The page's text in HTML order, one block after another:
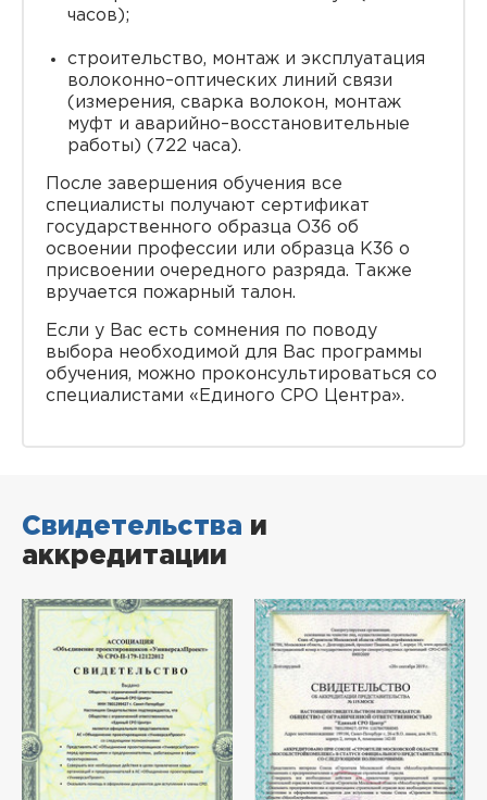
часов);
строительство, монтаж и эксплуатация
волоконно–оптических линий связи
(измерения, сварка волокон, монтаж
муфт и аварийно–восстановительные
работы) (722 часа).
После завершения обучения все
специалисты получают сертификат
государственного образца O36 об
освоении профессии или образца K36 о
присвоении очередного разряда. Также
вручается пожарный талон.
Если у Вас есть сомнения по поводу
выбора необходимой для Вас программы
обучения, можно проконсультироваться со
специалистами «Единого СРО Центра».
Свидетельства и
аккредитации